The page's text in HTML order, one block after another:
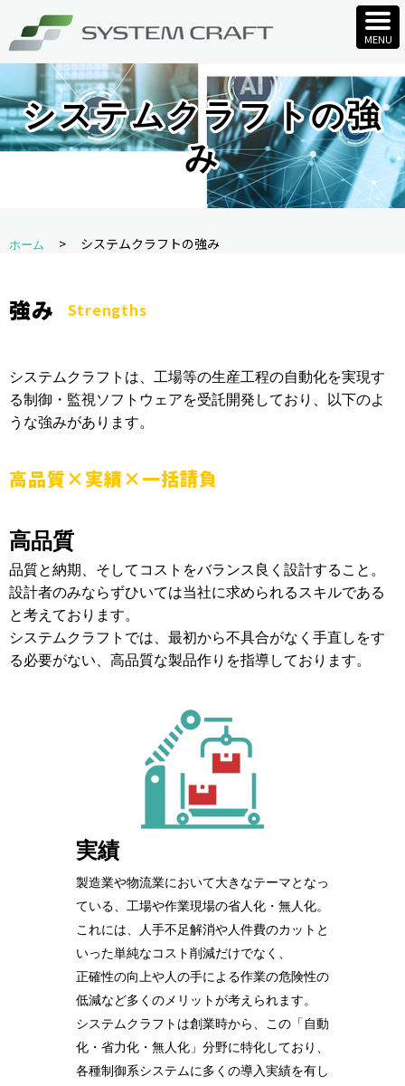
システムクラフトの強
み
ホーム > システムクラフトの強み
強み Strengths
システムクラフトは、工場等の生産工程の自動化を実現す
る制御・監視ソフトウェアを受託開発しており、以下のよ
うな強みがあります。
高品質×実績×一括請負
高品質
品質と納期、そしてコストをバランス良く設計すること。
設計者のみならずひいては当社に求められるスキルである
と考えております。
システムクラフトでは、最初から不具合がなく手直しをす
る必要がない、高品質な製品作りを指導しております。
実績
製造業や物流業において大きなテーマとなっ
ている、工場や作業現場の省人化・無人化。
これには、人手不足解消や人件費のカットと
いった単純なコスト削減だけでなく、
正確性の向上や人の手による作業の危険性の
低減など多くのメリットが考えられます。
システムクラフトは創業時から、この「自動
化・省力化・無人化」分野に特化しており、
各種制御系システムに多くの導入実績を有し